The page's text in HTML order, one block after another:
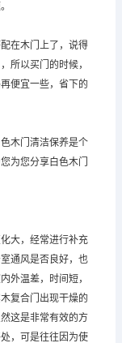
在木门上了，说得
所以买门的时候，
便宜一些，省下的
木门清洁保养是个
为您分享白色木门
大，经常进行补充
通风是否良好，也
外温差，时间短，
复合门出现干燥的
这是非常有效的方
，可是往往因为使